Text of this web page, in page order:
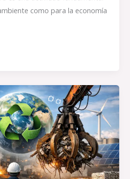
como para la economía